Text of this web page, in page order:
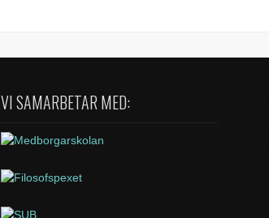
VI SAMARBETAR MED: